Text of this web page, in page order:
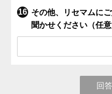
その他、リセマムに
聞かせください（任意
回